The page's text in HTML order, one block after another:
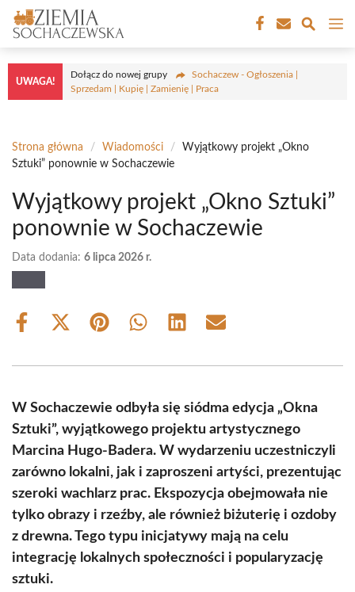
Przejdź
do
treści
UWAGA!
Dołącz do nowej grupy
Sochaczew - Ogłoszenia |
Sprzedam | Kupię | Zamienię | Praca
Strona główna / Wiadomości /
Wyjątkowy projekt „Okno
Sztuki” ponownie w Sochaczewie
Wyjątkowy projekt „Okno Sztuki”
ponownie w Sochaczewie
Data dodania: 6 lipca 2026 r.
Share
Share
(Twitter)
Share Share Share Share
W Sochaczewie odbyła się siódma edycja „Okna
Sztuki”, wyjątkowego projektu artystycznego
Marcina Hugo-Badera. W wydarzeniu uczestniczyli
zarówno lokalni, jak i zaproszeni artyści, prezentując
szeroki wachlarz prac. Ekspozycja obejmowała nie
tylko obrazy i rzeźby, ale również biżuterię i ozdoby
z drewna. Tego typu inicjatywy mają na celu
integrację lokalnych społeczności i popularyzację
sztuki.